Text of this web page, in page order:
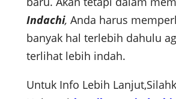
Indachi, Anda harus
banyak hal terlebih dahulu
terlihat lebih indah.
Untuk Info Lebih